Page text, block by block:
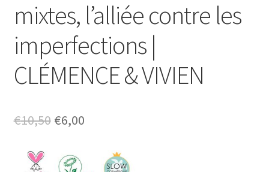
mixtes, l’alliée contre les
imperfections |
CLÉMENCE & VIVIEN
€10,50 Le
initial
€6,00Le
actuel